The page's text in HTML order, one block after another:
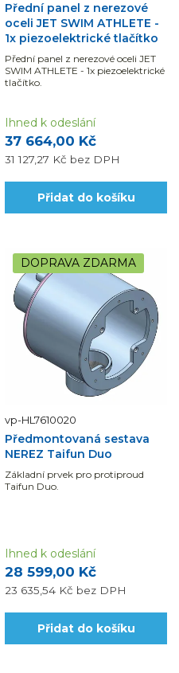
Přední panel z nerezové
oceli JET SWIM ATHLETE -
1x piezoelektrické tlačítko
Přední panel z nerezové oceli JET
SWIM ATHLETE - 1x piezoelektrické
tlačítko.
37 664,00 Kč
31 127,27 Kč bez DPH
Ihned k odeslání
Přidat do košíku
DOPRAVA ZDARMA
vp-HL7610020
Předmontovaná sestava
NEREZ Taifun Duo
Základní prvek pro protiproud
Taifun Duo.
28 599,00 Kč
23 635,54 Kč bez DPH
Ihned k odeslání
Přidat do košíku